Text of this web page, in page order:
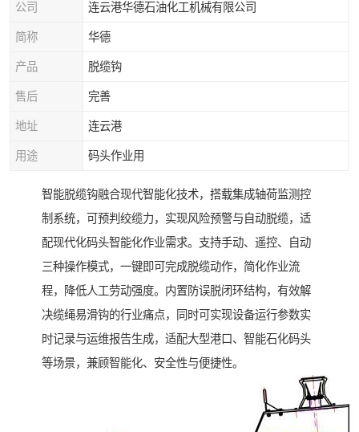
公司 连云港华德石油化工机械有限公司
简称 华德
产品 脱缆钩
售后 完善
地址 连云港
用途 码头作业用
智能脱缆钩融合现代智能化技术，搭载集成轴荷监测控
制系统，可预判绞缆力，实现风险预警与自动脱缆，适
配现代化码头智能化作业需求。支持手动、遥控、自动
三种操作模式，一键即可完成脱缆动作，简化作业流
程，降低人工劳动强度。内置防误脱闭环结构，有效解
决缆绳易滑钩的行业痛点，同时可实现设备运行参数实
时记录与运维报告生成，适配大型港口、智能石化码头
等场景，兼顾智能化、安全性与便捷性。